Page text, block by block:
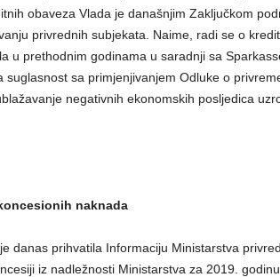
obaveza Vlada je današnjim Zaključkom
privrednih subjekata. Naime, radi se o
u prethodnim godinama u saradnji sa
suglasnost sa primjenjivanjem Odluke o
negativnih ekonomskih posljedica
naknada
danas prihvatila Informaciju Ministarstva
iz nadležnosti Ministarstva za 2019.